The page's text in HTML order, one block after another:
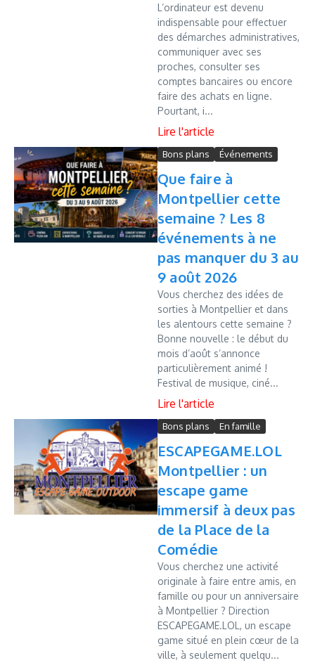
L’ordinateur est devenu
indispensable pour effectuer
des démarches administratives,
communiquer avec ses
proches, consulter ses
comptes bancaires ou encore
faire des achats en ligne.
Pourtant, i...
Bons plans Événements
Que faire à
Montpellier cette
semaine ? Les 8
événements à ne
pas manquer du 3 au
9 août 2026
Vous cherchez des idées de
sorties à Montpellier et dans
les alentours cette semaine ?
Bonne nouvelle : le début du
mois d’août s’annonce
particulièrement animé !
Festival de musique, ciné...
Bons plans En famille
ESCAPEGAME.LOL
Montpellier : un
escape game
immersif à deux pas
de la Place de la
Comédie
Vous cherchez une activité
originale à faire entre amis, en
famille ou pour un anniversaire
à Montpellier ? Direction
ESCAPEGAME.LOL, un escape
game situé en plein cœur de la
ville, à seulement quelqu...